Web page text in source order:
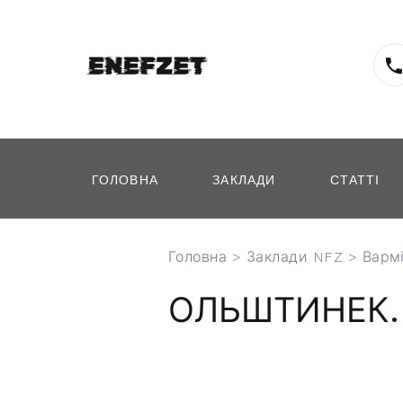
ГОЛОВНА ЗАКЛАДИ СТАТТІ
Головна > Заклади NFZ >
ОЛЬШТИНЕК.